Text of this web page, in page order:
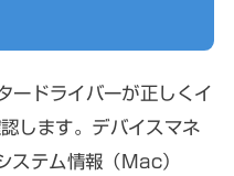
ードライバーが正しくイ
します。デバイスマネ
ステム情報（Mac）